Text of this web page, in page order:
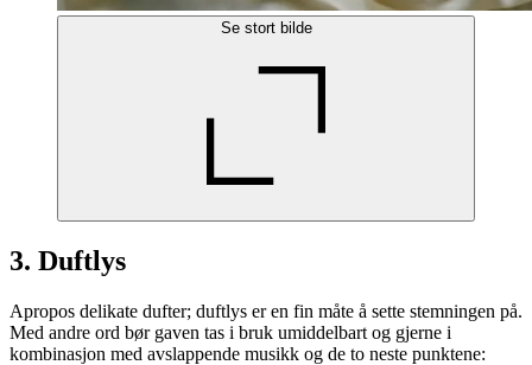
Se stort bilde
3. Duftlys
Apropos delikate dufter; duftlys er en fin måte å sette stemningen på.
Med andre ord bør gaven tas i bruk umiddelbart og gjerne i
kombinasjon med avslappende musikk og de to neste punktene: